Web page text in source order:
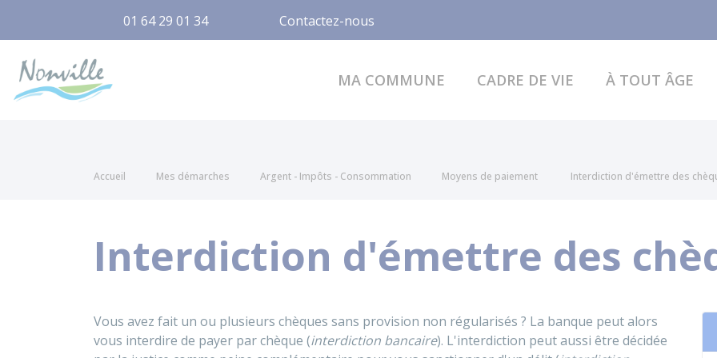
01 64 29 01 34 Contactez-nous
MA COMMUNE CADRE DE VIE À TOUT ÂGE
Accueil Mes démarches Argent - Impôts - Consommation Moyens de paiement Interdiction d'émettre des
Interdiction d'émettre des
Vous avez fait un ou plusieurs chèques sans provision non régularisés ? La banque peut alors
vous interdire de payer par chèque (interdiction bancaire). L'interdiction peut aussi être décidée